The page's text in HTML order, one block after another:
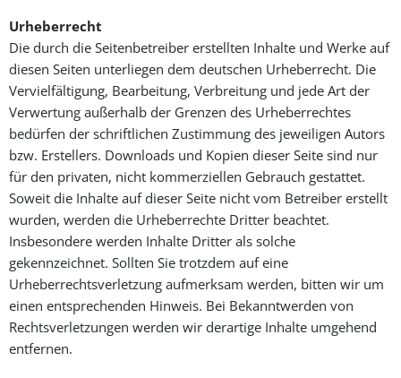
Urheberrecht
Die durch die Seitenbetreiber erstellten Inhalte und Werke auf
diesen Seiten unterliegen dem deutschen Urheberrecht. Die
Vervielfältigung, Bearbeitung, Verbreitung und jede Art der
Verwertung außerhalb der Grenzen des Urheberrechtes
bedürfen der schriftlichen Zustimmung des jeweiligen Autors
bzw. Erstellers. Downloads und Kopien dieser Seite sind nur
für den privaten, nicht kommerziellen Gebrauch gestattet.
Soweit die Inhalte auf dieser Seite nicht vom Betreiber erstellt
wurden, werden die Urheberrechte Dritter beachtet.
Insbesondere werden Inhalte Dritter als solche
gekennzeichnet. Sollten Sie trotzdem auf eine
Urheberrechtsverletzung aufmerksam werden, bitten wir um
einen entsprechenden Hinweis. Bei Bekanntwerden von
Rechtsverletzungen werden wir derartige Inhalte umgehend
entfernen.